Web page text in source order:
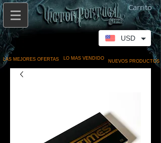
Carrito
LAS MEJORES OFERTAS LO MAS VENDIDO
NUEVOS PRODUCTOS
USD